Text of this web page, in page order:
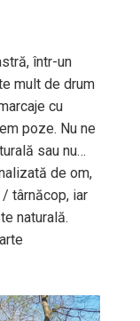
într-un
mult de drum
cu
poze. Nu ne
sau nu…
de om,
târnăcop, iar
naturală.